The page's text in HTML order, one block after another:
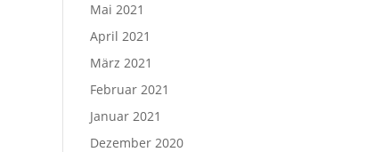
Mai 2021
April 2021
März 2021
Februar 2021
Januar 2021
Dezember 2020